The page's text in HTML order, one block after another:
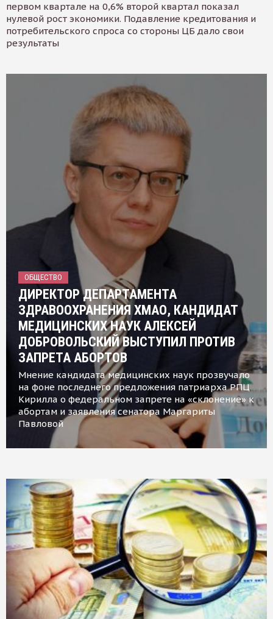
первом квартале на 0,6% второй квартал показал
нулевой рост экономики. Подавление кредитования и
потребительского спроса со стороны ЦБ дало свои
результаты
ОБЩЕСТВО
ДИРЕКТОР ДЕПАРТАМЕНТА
ЗДРАВООХРАНЕНИЯ ХМАО, КАНДИДАТ
МЕДИЦИНСКИХ НАУК АЛЕКСЕЙ
ДОБРОВОЛЬСКИЙ ВЫСТУПИЛ ПРОТИВ
ЗАПРЕТА АБОРТОВ
Мнение кандидата медицинских наук прозвучало
на фоне последнего предложения патриарха РПЦ
Кирилла о федеральном запрете на «склонение» к
абортам и заявления сенатора Маргариты
Павловой